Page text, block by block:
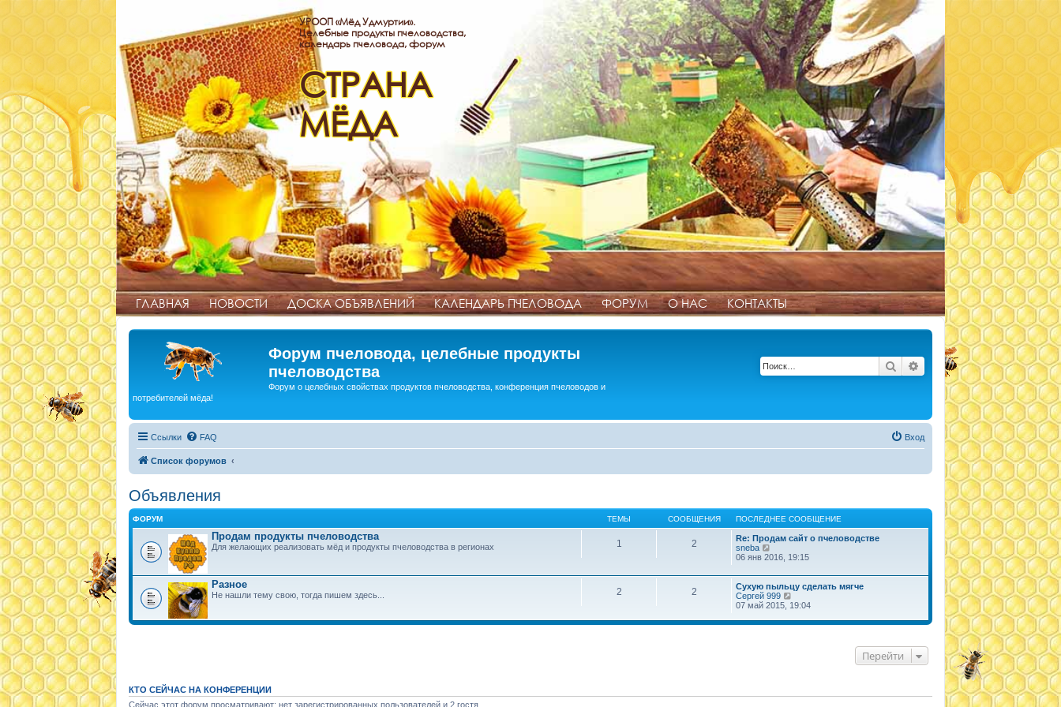
УРООП «Мёд Удмуртии».
Целебные продукты пчеловодства,
календарь пчеловода, форум
СТРАНА
МЁДА
ГЛАВНАЯ НОВОСТИ ДОСКА ОБЪЯВЛЕНИЙ КАЛЕНДАРЬ ПЧЕЛОВОДА ФОРУМ О НАС КОНТАКТЫ
Форум пчеловода, целебные продукты
пчеловодства
Форум о целебных свойствах продуктов пчеловодства, конференция пчеловодов и
потребителей мёда!
Поиск Расширенный поиск
Ссылки FAQ Вход
Список форумов
Объявления
ФОРУМ ТЕМЫ СООБЩЕНИЯ ПОСЛЕДНЕЕ СООБЩЕНИЕ
Продам продукты пчеловодства
Для желающих реализовать мёд и продукты пчеловодства в регионах 1 2
Re: Продам сайт о пчеловодстве
sneba
е
е
й
т
и
п
м
06 янв 2016, 19:15
Разное
Не нашли тему свою, тогда пишем здесь... 2 2
Сухую пыльцу сделать мягче
Сергей 999
е
е
л
07 май 2015, 19:04
Перейти
КТО СЕЙЧАС НА КОНФЕРЕНЦИИ
Сейчас этот форум просматривают: нет зарегистрированных пользователей и 2 гостя